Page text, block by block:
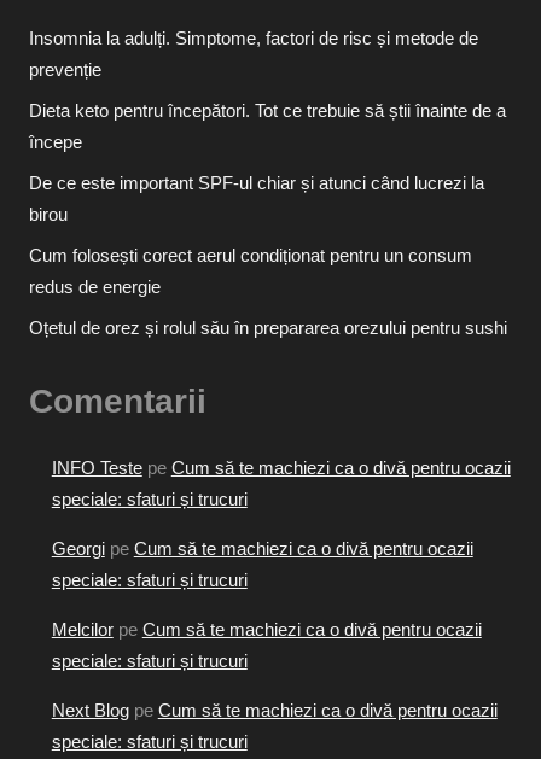
Insomnia la adulți. Simptome, factori de risc și metode de
prevenție
Dieta keto pentru începători. Tot ce trebuie să știi înainte de a
începe
De ce este important SPF-ul chiar și atunci când lucrezi la
birou
Cum folosești corect aerul condiționat pentru un consum
redus de energie
Oțetul de orez și rolul său în prepararea orezului pentru sushi
Comentarii
INFO Testepe Cum să te machiezi ca o divă pentru ocazii
speciale: sfaturi și trucuri
Georgipe Cum să te machiezi ca o divă pentru ocazii
speciale: sfaturi și trucuri
Melcilorpe Cum să te machiezi ca o divă pentru ocazii
speciale: sfaturi și trucuri
Next Blogpe Cum să te machiezi ca o divă pentru ocazii
speciale: sfaturi și trucuri